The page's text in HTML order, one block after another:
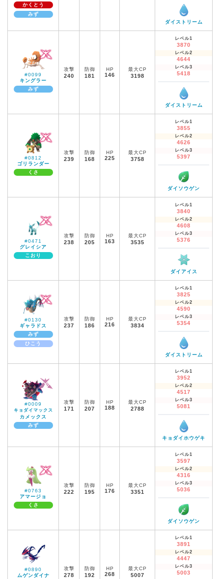
かくとう
みず
ダイストリーム
#0099
キングラー
みず
攻撃
240
防御
181
HP
146
最大CP
3198
レベル1
3870
レベル2
4644
レベル3
5418
ダイストリーム
#0812
ゴリランダー
くさ
攻撃
239
防御
168
HP
225
最大CP
3758
レベル1
3855
レベル2
4626
レベル3
5397
ダイソウゲン
#0471
グレイシア
こおり
攻撃
238
防御
205
HP
163
最大CP
3535
レベル1
3840
レベル2
4608
レベル3
5376
ダイアイス
#0130
ギャラドス
みず
ひこう
攻撃
237
防御
186
HP
216
最大CP
3834
レベル1
3825
レベル2
4590
レベル3
5354
ダイストリーム
#0009
キョダイマックス
カメックス
みず
攻撃
171
防御
207
HP
188
最大CP
2788
レベル1
3952
レベル2
4517
レベル3
5081
キョダイホウゲキ
#0763
アマージョ
くさ
攻撃
222
防御
195
HP
176
最大CP
3351
レベル1
3597
レベル2
4316
レベル3
5036
ダイソウゲン
#0890
ムゲンダイナ
攻撃
278
防御
192
HP
268
最大CP
5007
レベル1
3891
レベル2
4447
レベル3
5003